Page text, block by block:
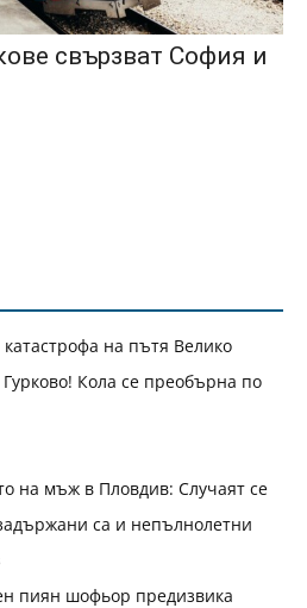
свързват София и
на пътя Велико
Кола се преобърна по
на мъж в Пловдив: Случаят се
са и непълнолетни
пиян шофьор предизвика